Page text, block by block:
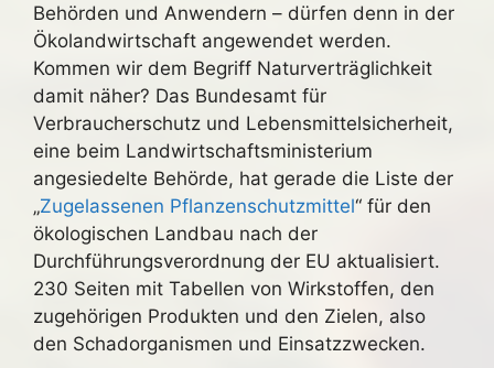
Behörden und Anwendern – dürfen denn in der
Ökolandwirtschaft angewendet werden.
Kommen wir dem Begriff Naturverträglichkeit
damit näher? Das Bundesamt für
Verbraucherschutz und Lebensmittelsicherheit,
eine beim Landwirtschaftsministerium
angesiedelte Behörde, hat gerade die Liste der
„Zugelassenen Pflanzenschutzmittel“ für den
ökologischen Landbau nach der
Durchführungsverordnung der EU aktualisiert.
230 Seiten mit Tabellen von Wirkstoffen, den
zugehörigen Produkten und den Zielen, also
den Schadorganismen und Einsatzzwecken.